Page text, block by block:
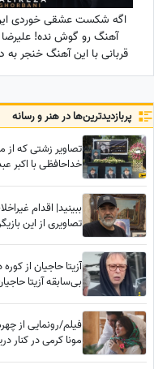
اگه شکست عشقی خوردی
آهنگ رو گوش نده! علیرضا
قربانی با این آهنگ خنجر به
همه زد/ دانلود آهنگ
و بعد از تو دنیا غرق شد در
گریه‌هایم💔
پربازدید‌ترین‌ها در هنر و رسانه
تصاویر زشتی که از
خداحافظی با اکبر
ببینید| اقدام
تصاویری از این
آزیتا حاجیان از
بی‌سابقه آزیتا
فیلم/رونمایی از
مونا کرمی در کنار